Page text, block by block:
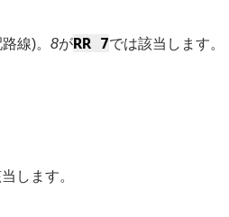
線)。 8がRR 7では該当します。
します。